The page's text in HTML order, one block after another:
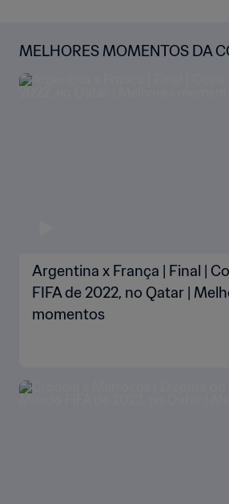
MELHORES MOMENTOS DA
DO MUNDO
Argentina x França | Final |
FIFA de 2022, no Qatar |
momentos